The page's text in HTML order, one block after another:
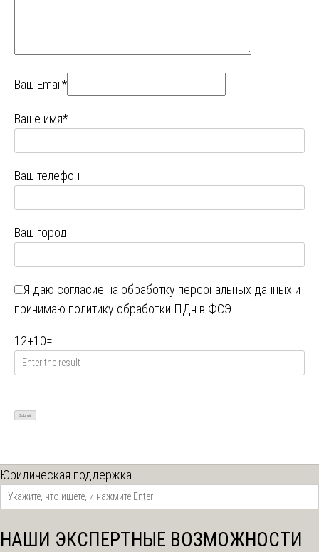
Ваш Email*
Ваше имя*
Ваш телефон
Ваш город
Я даю согласие на обработку персональных данных и
принимаю политику обработки ПДн в ФСЭ
12+10=
Юридическая поддержка
НАШИ ЭКСПЕРТНЫЕ ВОЗМОЖНОСТИ